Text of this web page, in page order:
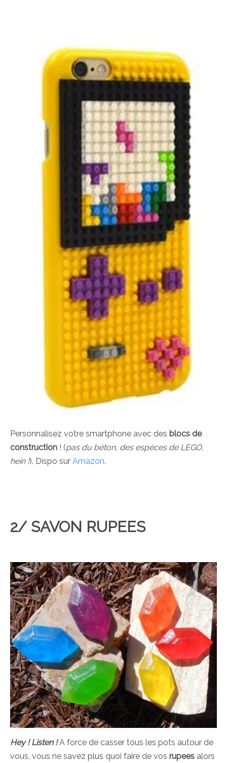
Personnalisez votre smartphone avec des blocs de
construction ! (pas du béton, des espèces de LEGO,
hein !). Dispo sur Amazon.
2/ SAVON RUPEES
Hey ! Listen !A force de casser tous les pots autour de
vous, vous ne savez plus quoi faire de vos rupees alors